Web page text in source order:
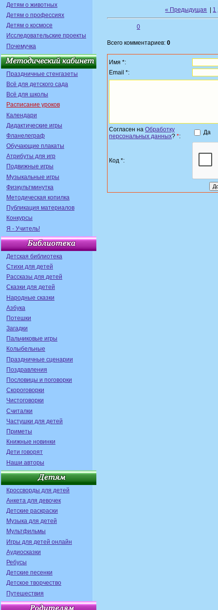
Детям о животных
Детям о профессиях
Детям о космосе
Исследовательские проекты
Почемучка
Праздничные стенгазеты
Всё для детского сада
Всё для школы
Расписание уроков
Календари
Дидактические игры
Фланелеграф
Обучающие плакаты
Атрибуты для игр
Подвижные игры
Музыкальные игры
Физкультминутка
Методическая копилка
Публикация материалов
Конкурсы
Я - Учитель!
Детская библиотека
Стихи для детей
Рассказы для детей
Сказки для детей
Народные сказки
Азбука
Потешки
Загадки
Пальчиковые игры
Колыбельные
Праздничные сценарии
Поздравления
Пословицы и поговорки
Скороговорки
Чистоговорки
Считалки
Частушки для детей
Приметы
Книжные новинки
Дети говорят
Наши авторы
Кроссворды для детей
Анкета для девочек
Детские раскраски
Музыка для детей
Мультфильмы
Игры для детей онлайн
Аудиосказки
Ребусы
Детские песенки
Детское творчество
Путешествия
« Предыдущая 1
0
Всего комментариев: 0
Имя *:
Email *:
Согласен на Обработку
персональных данных? *:
Да
Код *: